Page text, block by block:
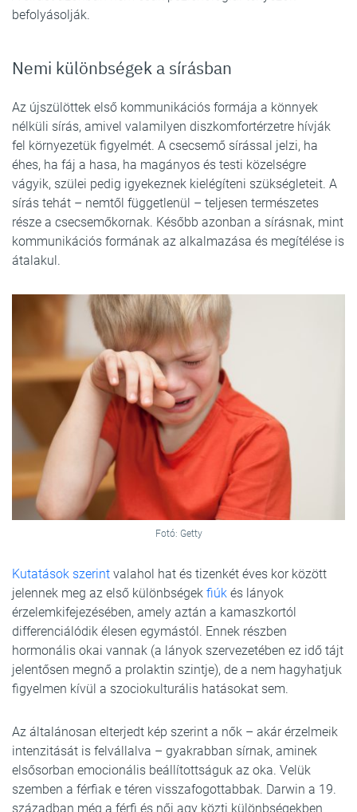
befolyásolják.
Nemi különbségek a sírásban
Az újszülöttek első kommunikációs formája a könnyek
nélküli sírás, amivel valamilyen diszkomfortérzetre hívják
fel környezetük figyelmét. A csecsemő sírással jelzi, ha
éhes, ha fáj a hasa, ha magányos és testi közelségre
vágyik, szülei pedig igyekeznek kielégíteni szükségleteit. A
sírás tehát – nemtől függetlenül – teljesen természetes
része a csecsemőkornak. Később azonban a sírásnak, mint
kommunikációs formának az alkalmazása és megítélése is
átalakul.
Fotó: Getty
Kutatások szerint valahol hat és tizenkét éves kor között
jelennek meg az első különbségek fiúk és lányok
érzelemkifejezésében, amely aztán a kamaszkortól
differenciálódik élesen egymástól. Ennek részben
hormonális okai vannak (a lányok szervezetében ez idő tájt
jelentősen megnő a prolaktin szintje), de a nem hagyhatjuk
figyelmen kívül a szociokulturális hatásokat sem.
Az általánosan elterjedt kép szerint a nők – akár érzelmeik
intenzitását is felvállalva – gyakrabban sírnak, aminek
elsősorban emocionális beállítottságuk az oka. Velük
szemben a férfiak e téren visszafogottabbak. Darwin a 19.
században még a férfi és női agy közti különbségekben